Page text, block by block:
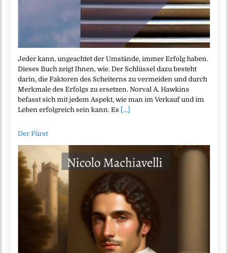
Jeder kann, ungeachtet der Umstände, immer Erfolg haben.
Dieses Buch zeigt Ihnen, wie. Der Schlüssel dazu besteht
darin, die Faktoren des Scheiterns zu vermeiden und durch
Merkmale des Erfolgs zu ersetzen. Norval A. Hawkins
befasst sich mit jedem Aspekt, wie man im Verkauf und im
Leben erfolgreich sein kann. Es [...]
Der Fürst